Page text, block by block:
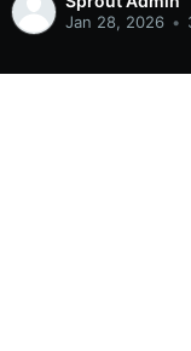
est-il déjà arrivé de
Jan 28, 2026 •